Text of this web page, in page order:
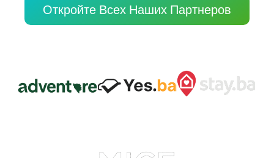
Откройте Всех Наших Партнеров